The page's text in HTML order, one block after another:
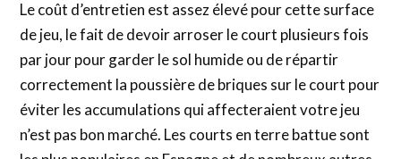
Le coût d’entretien est assez élevé pour cette surface
de jeu, le fait de devoir arroser le court plusieurs fois
par jour pour garder le sol humide ou de répartir
correctement la poussière de briques sur le court pour
éviter les accumulations qui affecteraient votre jeu
n’est pas bon marché. Les courts en terre battue sont